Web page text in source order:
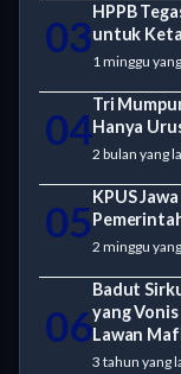
03HPPB
untuk
1 minggu
04Tri
Hanya
2 bulan yang
05KPUS
2 minggu
06
Badut
yang Vonis
Lawan
3 tahun yang